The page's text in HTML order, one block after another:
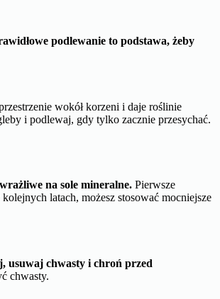
podlewanie to podstawa, żeby
wokół korzeni i daje roślinie
i podlewaj, gdy tylko zacznie przesychać.
na sole mineralne. Pierwsze
latach, możesz stosować mocniejsze
usuwaj chwasty i chroń przed
chwasty.